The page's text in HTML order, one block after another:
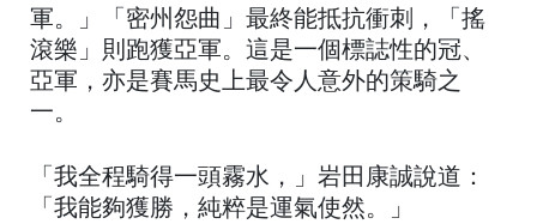
軍。」「密州怨曲」最終能抵抗衝刺，「搖
滾樂」則跑獲亞軍。這是一個標誌性的冠、
亞軍，亦是賽馬史上最令人意外的策騎之
一。
「我全程騎得一頭霧水，」岩田康誠說道：
「我能夠獲勝，純粹是運氣使然。」